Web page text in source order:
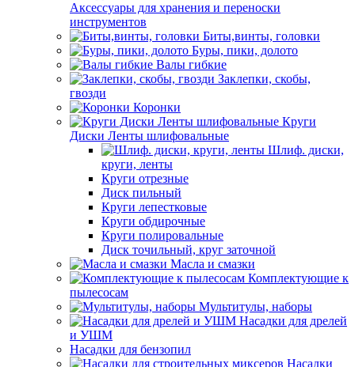
Аксессуары для хранения и переноски
инструментов
Биты,винты, головки
Буры, пики, долото
Валы гибкие
Заклепки, скобы,
гвозди
Коронки
Круги
Диски Ленты шлифовальные
Шлиф. диски,
круги, ленты
Круги отрезные
Диск пильный
Круги лепестковые
Круги обдирочные
Круги полировальные
Диск точильный, круг заточной
Масла и смазки
Комплектующие к
пылесосам
Мультитулы, наборы
Насадки для дрелей
и УШМ
Насадки для бензопил
Насадки